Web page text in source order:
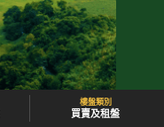
樓盤類別
買賣及租盤